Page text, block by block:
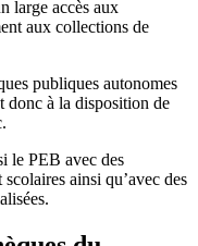
large accès aux
aux collections de
publiques autonomes
donc à la disposition de
le PEB avec des
ainsi qu’avec des